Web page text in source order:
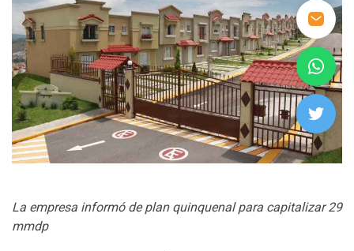
La empresa informó de plan quinquenal para capitalizar 29
mmdp